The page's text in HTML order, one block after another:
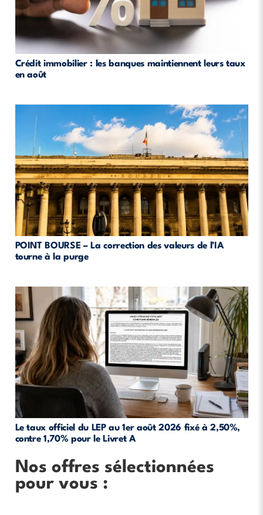
Crédit immobilier : les banques maintiennent leurs taux
en août
POINT BOURSE – La correction des valeurs de l’IA
tourne à la purge
Le taux officiel du LEP au 1er août 2026 fixé à 2,50%,
contre 1,70% pour le Livret A
Nos offres sélectionnées
pour vous :